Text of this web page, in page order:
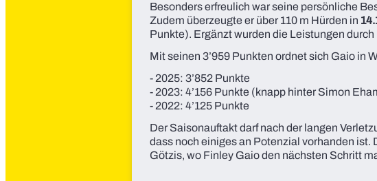
Besonders erfreulich war seine persönliche
Zudem überzeugte er über 110 m Hürden in
Punkte). Ergänzt wurden die Leistungen durch
Mit seinen 3’959 Punkten ordnet sich Gaio in
- 2025: 3’852 Punkte
- 2023: 4’156 Punkte (knapp hinter Simon
- 2022: 4’125 Punkte
Der Saisonauftakt darf nach der langen
dass noch einiges an Potenzial vorhanden ist.
Götzis, wo Finley Gaio den nächsten Schritt